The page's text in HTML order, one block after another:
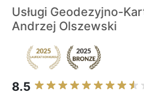
Usługi Geodezyjno-
Andrzej Olszewski
8.5